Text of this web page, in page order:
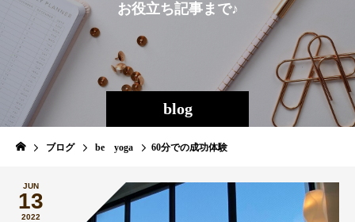
blog
お役立ち記事ま で♪
ブログ be yoga 60分での成功体験
JUN
13
2022